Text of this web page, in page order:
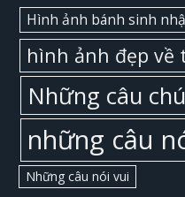
Hình ảnh bánh sinh
hình ảnh đẹp về
Những câu
những câu
Những câu nói vui